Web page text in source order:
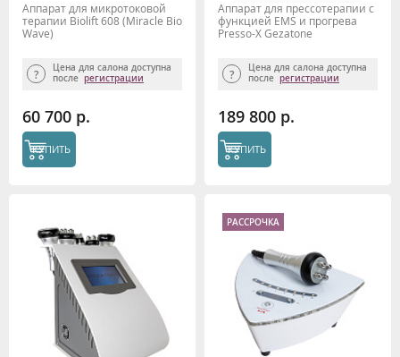
Аппарат для микротоковой
терапии Biolift 608 (Miracle Bio
Wave)
Цена для салона доступна
после регистрации
60 700 р.
КУПИТЬ
Аппарат для прессотерапии с
функцией EMS и прогрева
Presso-X Gezatone
Цена для салона доступна
после регистрации
189 800 р.
КУПИТЬ
РАССРОЧКА